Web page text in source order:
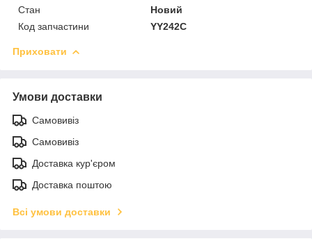
Стан
Новий
Код запчастини
YY242C
Приховати
Умови доставки
Самовивіз
Самовивіз
Доставка кур'єром
Доставка поштою
Всі умови доставки